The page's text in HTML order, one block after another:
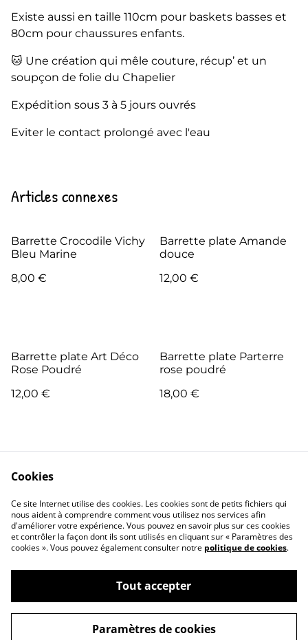
Existe aussi en taille 110cm pour baskets basses et
80cm pour chaussures enfants.
🐱 Une création qui mêle couture, récup’ et un
soupçon de folie du Chapelier
Expédition sous 3 à 5 jours ouvrés
Eviter le contact prolongé avec l'eau
Articles connexes
Barrette Crocodile Vichy
Bleu Marine
8,00 €
Barrette plate Amande
douce
12,00 €
Barrette plate Art Déco
Rose Poudré
12,00 €
Barrette plate Parterre
rose poudré
18,00 €
Contactez-moi
Conditions
Politique de
confidentialité
Politique de cookies
Cookies
Ce site Internet utilise des cookies. Les cookies sont de petits fichiers qui
nous aident à comprendre comment vous utilisez nos services afin
d'améliorer votre expérience. Vous pouvez en savoir plus sur ces cookies
et contrôler la façon dont ils sont utilisés en cliquant sur « Paramètres des
cookies ». Vous pouvez également consulter notre politique de cookies.
Tout accepter
Paramètres de cookies